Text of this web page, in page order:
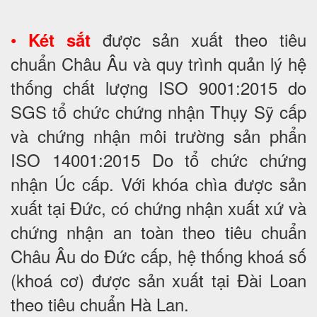
• Két sắtđược sản xuất theo tiêu
chuẩn Châu Âu và quy trình quản lý hệ
thống chất lượng ISO 9001:2015 do
SGS tổ chức chứng nhận Thụy Sỹ cấp
và chứng nhận môi trường sản phẩn
ISO 14001:2015 Do tổ chức chứng
nhận Úc cấp. Với khóa chìa được sản
xuất tại Đức, có chứng nhận xuất xứ và
chứng nhận an toàn theo tiêu chuẩn
Châu Âu do Đức cấp, hệ thống khoá số
(khoá cơ) được sản xuất tại Đài Loan
theo tiêu chuẩn Hà Lan.